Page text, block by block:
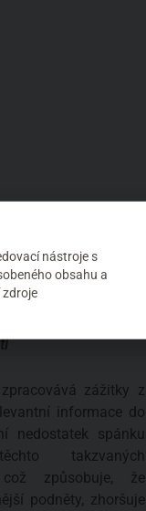
zážitky z
informace do
nedostatek spánku
takzvaných
což způsobuje, že
podněty, zhoršuje
nástroje s
obsahu a
zdroje